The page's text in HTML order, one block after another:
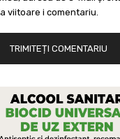
viitoare i comentariu.